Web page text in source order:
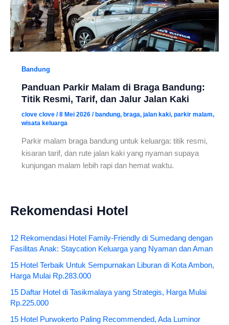
Bandung
Panduan Parkir Malam di Braga Bandung:
Titik Resmi, Tarif, dan Jalur Jalan Kaki
clove clove /8 Mei 2026 /bandung, braga, jalan kaki, parkir malam,
wisata keluarga
Parkir malam braga bandung untuk keluarga: titik resmi,
kisaran tarif, dan rute jalan kaki yang nyaman supaya
kunjungan malam lebih rapi dan hemat waktu.
Rekomendasi Hotel
12 Rekomendasi Hotel Family-Friendly di Sumedang dengan
Fasilitas Anak: Staycation Keluarga yang Nyaman dan Aman
15 Hotel Terbaik Untuk Sempurnakan Liburan di Kota Ambon,
Harga Mulai Rp.283.000
15 Daftar Hotel di Tasikmalaya yang Strategis, Harga Mulai
Rp.225.000
15 Hotel Purwokerto Paling Recommended, Ada Luminor